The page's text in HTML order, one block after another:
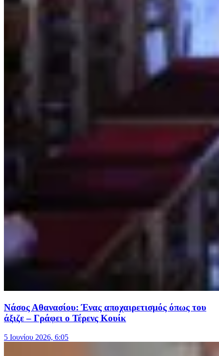
Νάσος Αθανασίου: Ένας αποχαιρετισμός όπως του
άξιζε – Γράφει ο Τέρενς Κουίκ
5 Ιουνίου 2026, 6:05